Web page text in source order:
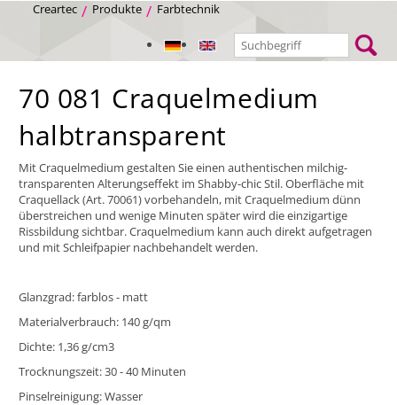
Creartec Produkte Farbtechnik
70 081 Craquelmedium
halbtransparent
Mit Craquelmedium gestalten Sie einen authentischen milchig-
transparenten Alterungseffekt im Shabby-chic Stil. Oberfläche mit
Craquellack (Art. 70061) vorbehandeln, mit Craquelmedium dünn
überstreichen und wenige Minuten später wird die einzigartige
Rissbildung sichtbar. Craquelmedium kann auch direkt aufgetragen
und mit Schleifpapier nachbehandelt werden.
Glanzgrad: farblos - matt
Materialverbrauch: 140 g/qm
Dichte: 1,36 g/cm3
Trocknungszeit: 30 - 40 Minuten
Pinselreinigung: Wasser